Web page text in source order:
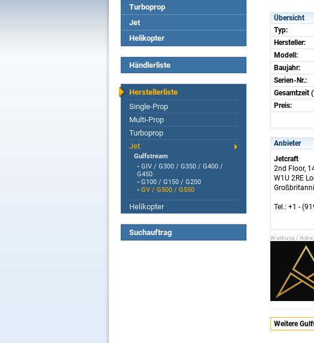
Turboprop
Jet
Helikopter
Händlerliste
Herstellerliste
Single-Prop
Multi-Prop
Turboprop
Jet
Gulfstream
- GIV / G300 / G350 / G400 /
G450
- G100 / G150 / G200
- GV / G500 / G550
Helikopter
Suchauftrag
Übersicht
Typ:
Hersteller:
Modell:
Baujahr:
Serien-Nr.:
Gesamtzeit
Preis:
Anbieter
Jetcraft
2nd Floor,
W1U 2RE
Tel.: +1 -
Weitere